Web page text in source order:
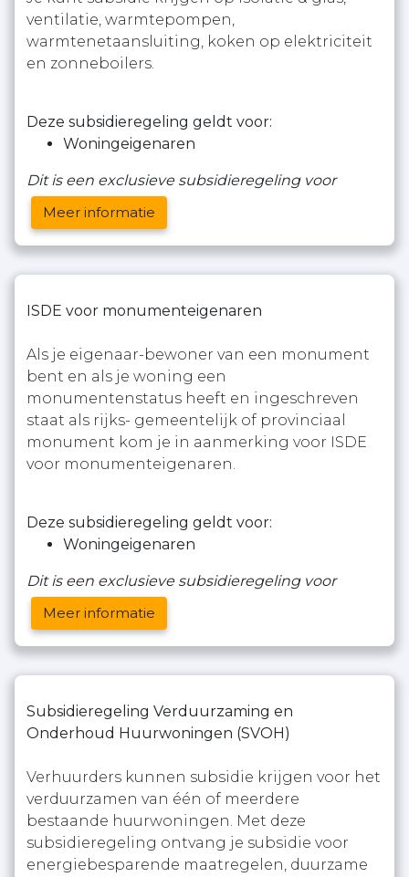
ventilatie, warmtepompen,
warmtenetaansluiting, koken op elektriciteit
en zonneboilers.
Deze subsidieregeling geldt voor:
Woningeigenaren
Dit is een exclusieve subsidieregeling voor
Meer informatie
ISDE voor monumenteigenaren
Als je eigenaar-bewoner van een monument
bent en als je woning een
monumentenstatus heeft en ingeschreven
staat als rijks- gemeentelijk of provinciaal
monument kom je in aanmerking voor ISDE
voor monumenteigenaren.
Deze subsidieregeling geldt voor:
Woningeigenaren
Dit is een exclusieve subsidieregeling voor
Meer informatie
Subsidieregeling Verduurzaming en
Onderhoud Huurwoningen (SVOH)
Verhuurders kunnen subsidie krijgen voor het
verduurzamen van één of meerdere
bestaande huurwoningen. Met deze
subsidieregeling ontvang je subsidie voor
energiebesparende maatregelen, duurzame